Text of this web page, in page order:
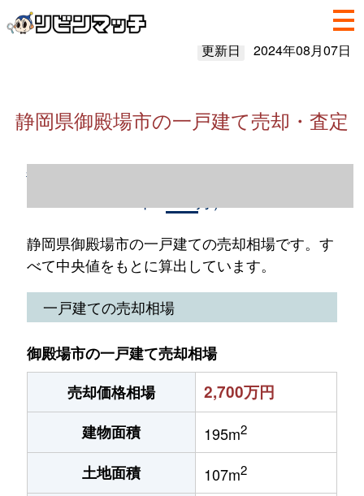
更新日 2024年08月07日
静岡県御殿場市の一戸建て売却・査定
静岡県御殿場市の一戸建て売却情報（2023
静岡県御殿場市の一戸建ての売却相場です。す
べて中央値をもとに算出しています。
一戸建ての売却相場
御殿場市の一戸建て売却相場
売却価格相場
2,700万円
建物面積 195m2
土地面積 107m2